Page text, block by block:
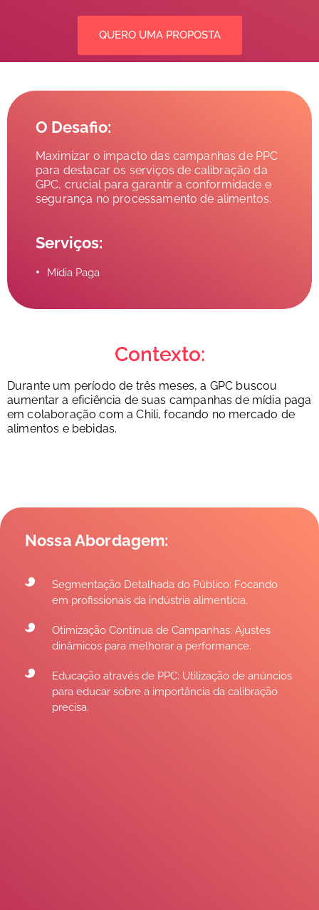
QUERO UMA PROPOSTA
O Desafio:
Maximizar o impacto das campanhas de PPC
para destacar os serviços de calibração da
GPC, crucial para garantir a conformidade e
segurança no processamento de alimentos.
Serviços:
Mídia Paga
Contexto:
Durante um período de três meses, a GPC buscou
aumentar a eficiência de suas campanhas de mídia paga
em colaboração com a Chili, focando no mercado de
alimentos e bebidas.
Nossa Abordagem:
Segmentação Detalhada do Público: Focando
em profissionais da indústria alimentícia.
Otimização Contínua de Campanhas: Ajustes
dinâmicos para melhorar a performance.
Educação através de PPC: Utilização de anúncios
para educar sobre a importância da calibração
precisa.